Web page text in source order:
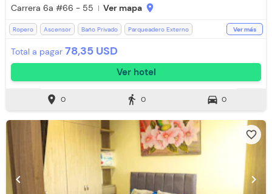
Carrera 6a #66 - 55 Ver mapa location_on
Ropero Ascensor Baño Privado
Parqueadero Externo
Ver más
Total a pagar 78,35 USD
Ver hotel
location_on 0 directions_walk 0 directions_car 0
favorite_border
chevron_left chevron_right